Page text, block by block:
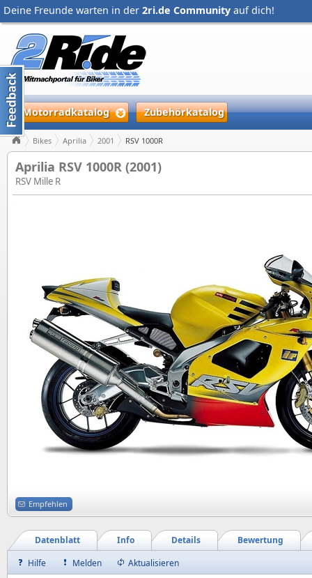
Deine Freunde warten in der 2ri.de Community auf dich!
Motorradkatalog Zubehörkatalog
Bikes Aprilia 2001 RSV 1000R
Aprilia RSV 1000R (2001)
RSV Mille R
Empfehlen
Bewertung
Details
Info
Datenblatt
Hilfe
Melden Aktualisieren